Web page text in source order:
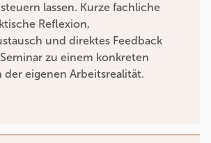
lassen. Kurze fachliche
Reflexion,
und direktes Feedback
zu einem konkreten
der eigenen Arbeitsrealität.